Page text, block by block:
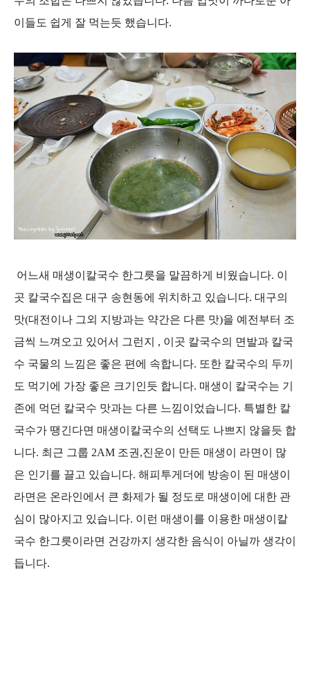
이들도 쉽게 잘 먹는듯 했습니다.
어느새 매생이칼국수 한그릇을 말끔하게 비웠습니다. 이
곳 칼국수집은 대구 송현동에 위치하고 있습니다. 대구의
맛(대전이나 그외 지방과는 약간은 다른 맛)을 예전부터 조
금씩 느껴오고 있어서 그런지 , 이곳 칼국수의 면발과 칼국
수 국물의 느낌은 좋은 편에 속합니다. 또한 칼국수의 두끼
도 먹기에 가장 좋은 크기인듯 합니다. 매생이 칼국수는 기
존에 먹던 칼국수 맛과는 다른 느낌이었습니다. 특별한 칼
국수가 땡긴다면 매생이칼국수의 선택도 나쁘지 않을듯 합
니다. 최근 그룹 2AM 조권,진운이 만든 매생이 라면이 많
은 인기를 끌고 있습니다. 해피투게더에 방송이 된 매생이
라면은 온라인에서 큰 화제가 될 정도로 매생이에 대한 관
심이 많아지고 있습니다. 이런 매생이를 이용한 매생이칼
국수 한그릇이라면 건강까지 생각한 음식이 아닐까 생각이
듭니다.